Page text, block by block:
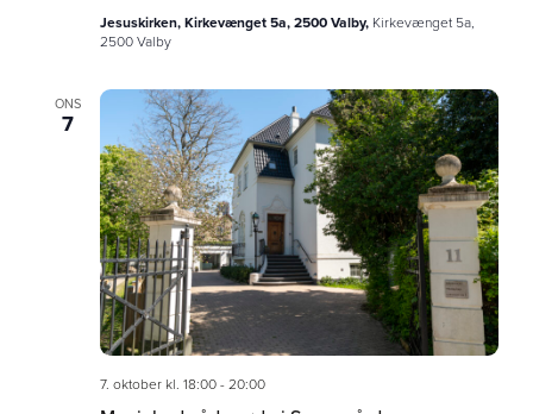
Jesuskirken, Kirkevænget 5a, 2500 Valby, Kirkevænget 5a,
2500 Valby
ONS
7
7. oktober kl. 18:00-20:00